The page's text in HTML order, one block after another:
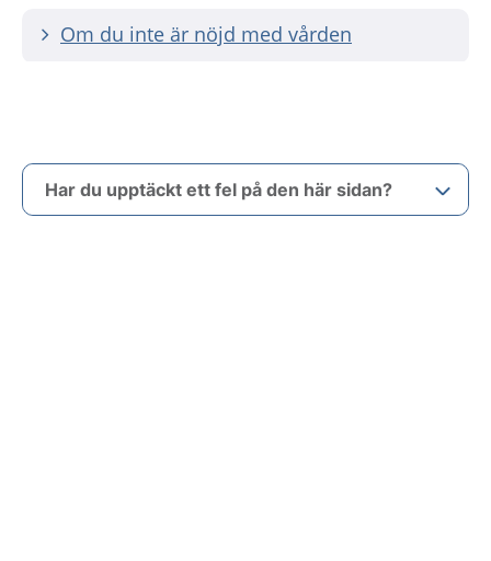
Om du inte är nöjd med vården
Har du upptäckt ett fel på den här sidan?